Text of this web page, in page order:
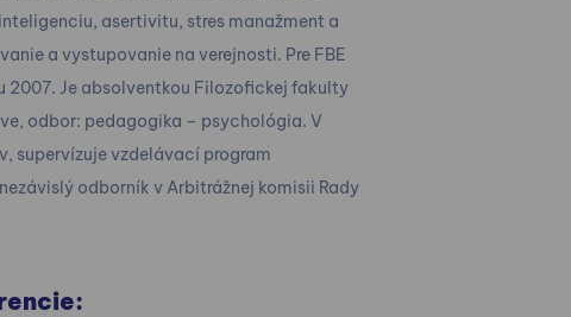
asertivitu, stres manažment a
a vystupovanie na verejnosti. Pre FBE
2007. Je absolventkou Filozofickej fakulty
odbor: pedagogika – psychológia. V
supervízuje vzdelávací program
odborník v Arbitrážnej komisii Rady